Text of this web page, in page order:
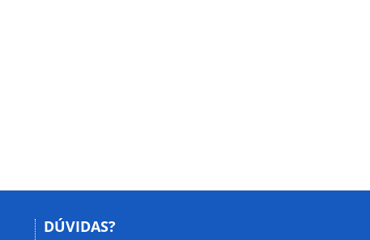
DÚVIDAS?